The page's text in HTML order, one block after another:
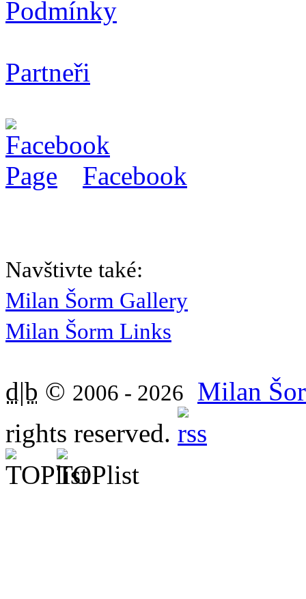
Podmínky
Partneři
Facebook
Navštivte také:
Milan Šorm Gallery
Milan Šorm Links
d|b © 2006 - 2026
Milan
rights reserved.